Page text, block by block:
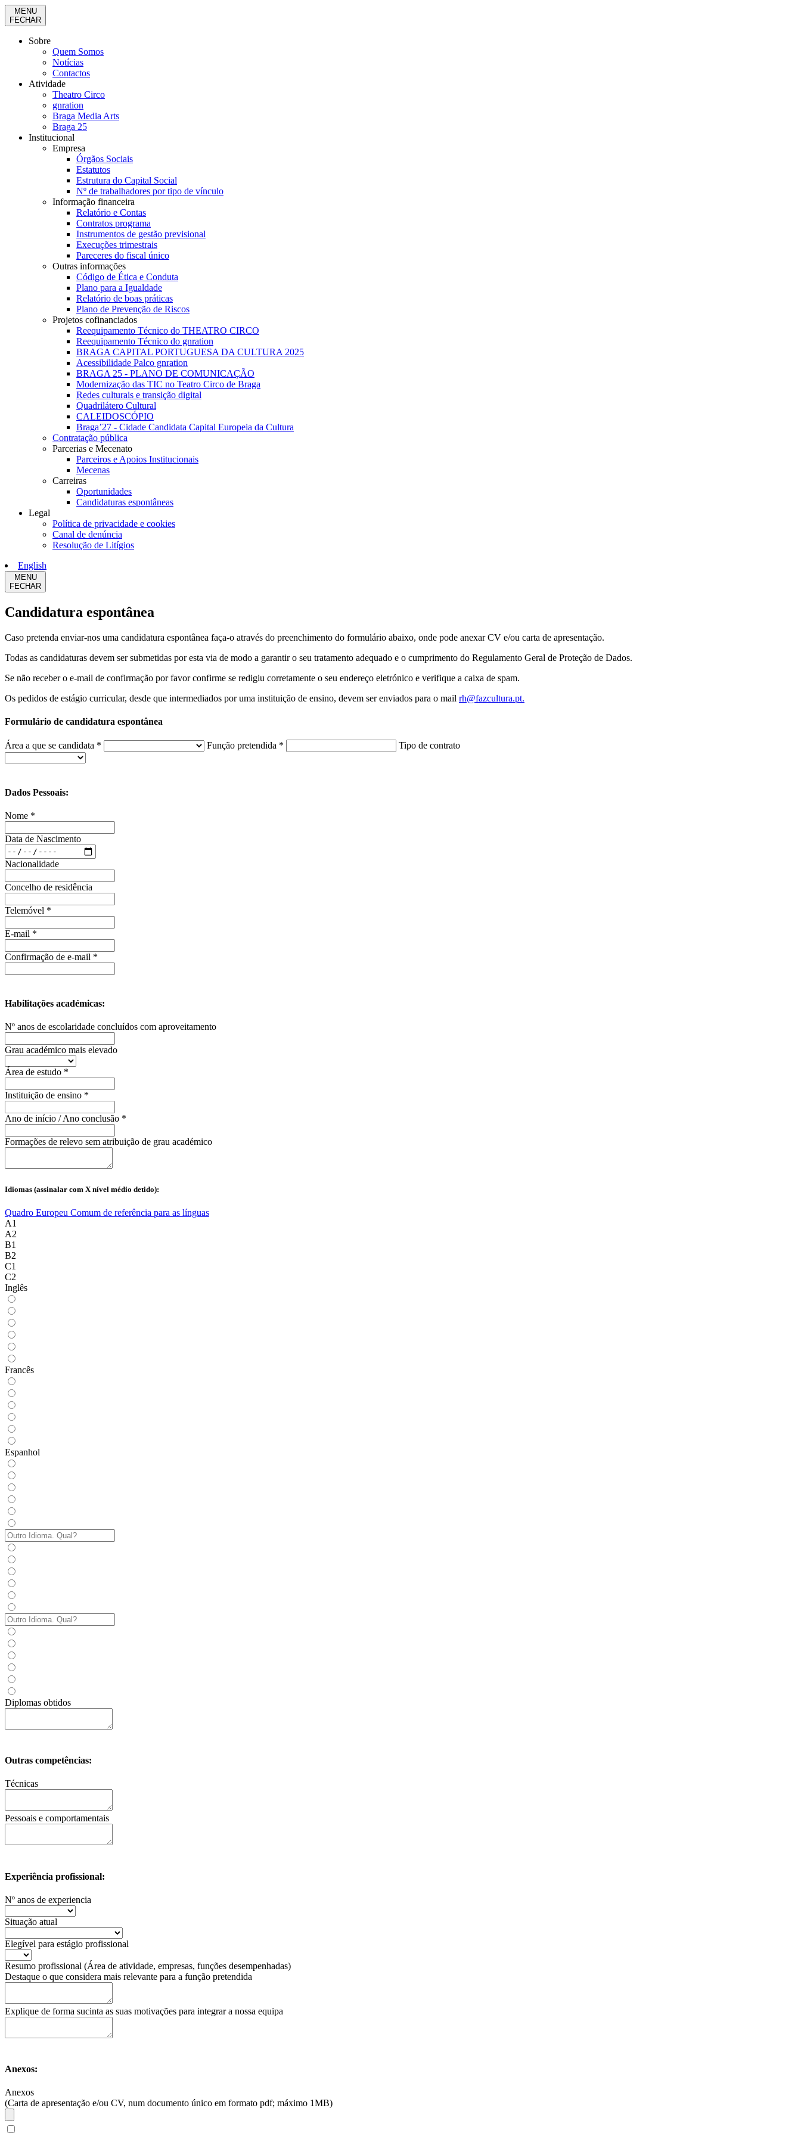
MENU
FECHAR
Sobre
Quem Somos
Notícias
Contactos
Atividade
Theatro Circo
gnration
Braga Media Arts
Braga 25
Institucional
Empresa
Órgãos Sociais
Estatutos
Estrutura do Capital Social
Nº de trabalhadores por tipo de vínculo
Informação financeira
Relatório e Contas
Contratos programa
Instrumentos de gestão previsional
Execuções trimestrais
Pareceres do fiscal único
Outras informações
Código de Ética e Conduta
Plano para a Igualdade
Relatório de boas práticas
Plano de Prevenção de Riscos
Projetos cofinanciados
Reequipamento Técnico do THEATRO CIRCO
Reequipamento Técnico do gnration
BRAGA CAPITAL PORTUGUESA DA CULTURA 2025
Acessibilidade Palco gnration
BRAGA 25 - PLANO DE COMUNICAÇÃO
Modernização das TIC no Teatro Circo de Braga
Redes culturais e transição digital
Quadrilátero Cultural
CALEIDOSCÓPIO
Braga’27 - Cidade Candidata Capital Europeia da Cultura
Contratação pública
Parcerias e Mecenato
Parceiros e Apoios Institucionais
Mecenas
Carreiras
Oportunidades
Candidaturas espontâneas
Legal
Política de privacidade e cookies
Canal de denúncia
Resolução de Litígios
English
MENU
FECHAR
Candidatura espontânea
Caso pretenda enviar-nos uma candidatura espontânea faça-o através do preenchimento do formulário abaixo, onde pode anexar CV e/ou carta de apresentação.
Todas as candidaturas devem ser submetidas por esta via de modo a garantir o seu tratamento adequado e o cumprimento do Regulamento Geral de Proteção de Dados.
Se não receber o e-mail de confirmação por favor confirme se redigiu corretamente o seu endereço eletrónico e verifique a caixa de spam.
Os pedidos de estágio curricular, desde que intermediados por uma instituição de ensino, devem ser enviados para o mail rh@fazcultura.pt.
Formulário de candidatura espontânea
Área a que se candidata * Função pretendida * Tipo de contrato
Dados Pessoais:
Nome *
Data de Nascimento
Nacionalidade
Concelho de residência
Telemóvel *
E-mail *
Confirmação de e-mail *
Habilitações académicas:
Nº anos de escolaridade concluídos com aproveitamento
Grau académico mais elevado
Área de estudo *
Instituição de ensino *
Ano de início / Ano conclusão *
Formações de relevo sem atribuição de grau académico
Idiomas (assinalar com X nível médio detido):
Quadro Europeu Comum de referência para as línguas
A1
A2
B1
B2
C1
C2
Inglês
Francês
Espanhol
Diplomas obtidos
Outras competências:
Técnicas
Pessoais e comportamentais
Experiência profissional:
Nº anos de experiencia
Situação atual
Elegível para estágio profissional
Resumo profissional (Área de atividade, empresas, funções desempenhadas)
Destaque o que considera mais relevante para a função pretendida
Explique de forma sucinta as suas motivações para integrar a nossa equipa
Anexos:
Anexos
(Carta de apresentação e/ou CV, num documento único em formato pdf; máximo 1MB)